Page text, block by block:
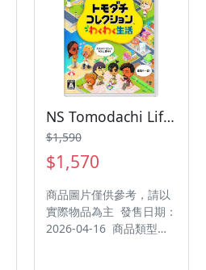
NS Tomodachi Life 朋友收集 夢想生活 中文版
$1,590
$1,570
商品圖片僅供參考，請以
實際物品為主 發售日期：
2026-04-16 商品類型：